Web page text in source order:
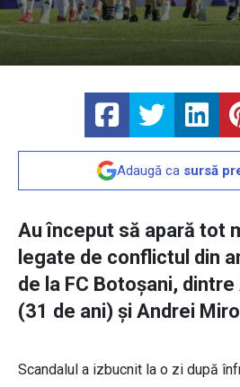
Adaugă ca sursă
Au început să apară tot
legate de conflictul din
de la FC Botoșani,
(31 de ani) și Andrei
Scandalul a izbucnit la o zi după